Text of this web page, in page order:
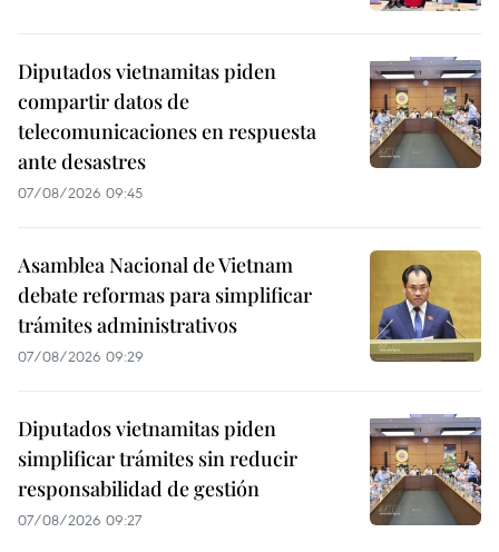
Diputados vietnamitas piden
compartir datos de
telecomunicaciones en respuesta
ante desastres
07/08/2026 09:45
Asamblea Nacional de Vietnam
debate reformas para simplificar
trámites administrativos
07/08/2026 09:29
Diputados vietnamitas piden
simplificar trámites sin reducir
responsabilidad de gestión
07/08/2026 09:27